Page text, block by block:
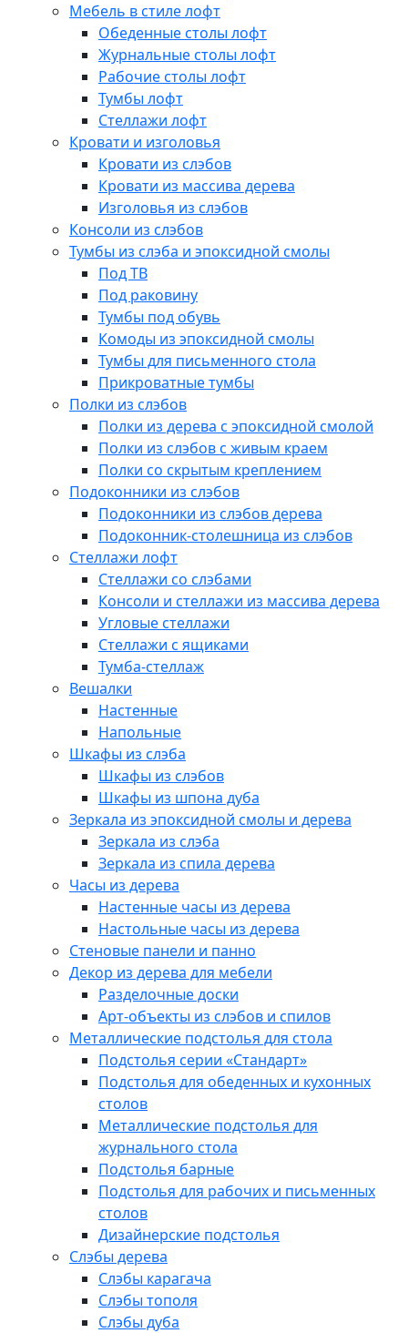
Мебель в стиле лофт
Обеденные столы лофт
Журнальные столы лофт
Рабочие столы лофт
Тумбы лофт
Стеллажи лофт
Кровати и изголовья
Кровати из слэбов
Кровати из массива дерева
Изголовья из слэбов
Консоли из слэбов
Тумбы из слэба и эпоксидной смолы
Под ТВ
Под раковину
Тумбы под обувь
Комоды из эпоксидной смолы
Тумбы для письменного стола
Прикроватные тумбы
Полки из слэбов
Полки из дерева с эпоксидной смолой
Полки из слэбов с живым краем
Полки со скрытым креплением
Подоконники из слэбов
Подоконники из слэбов дерева
Подоконник-столешница из слэбов
Стеллажи лофт
Стеллажи со слэбами
Консоли и стеллажи из массива дерева
Угловые стеллажи
Стеллажи с ящиками
Тумба-стеллаж
Вешалки
Настенные
Напольные
Шкафы из слэба
Шкафы из слэбов
Шкафы из шпона дуба
Зеркала из эпоксидной смолы и дерева
Зеркала из слэба
Зеркала из спила дерева
Часы из дерева
Настенные часы из дерева
Настольные часы из дерева
Стеновые панели и панно
Декор из дерева для мебели
Разделочные доски
Арт-объекты из слэбов и спилов
Металлические подстолья для стола
Подстолья серии «Стандарт»
Подстолья для обеденных и кухонных
столов
Металлические подстолья для
журнального стола
Подстолья барные
Подстолья для рабочих и письменных
столов
Дизайнерские подстолья
Слэбы дерева
Слэбы карагача
Слэбы тополя
Слэбы дуба